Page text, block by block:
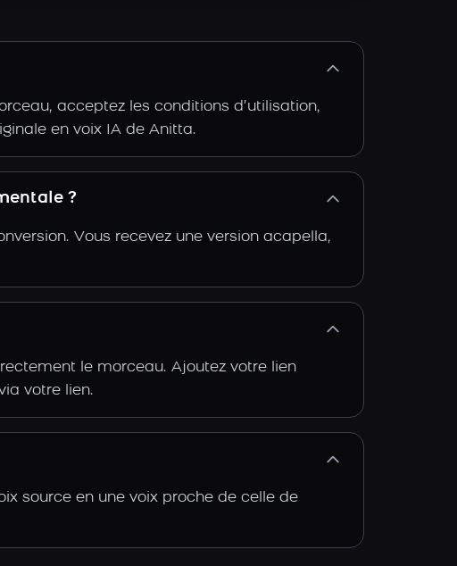
acceptez les conditions d’utilisation,
en voix IA de Anitta.
?
Vous recevez une version acapella,
le morceau. Ajoutez votre lien
votre lien.
source en une voix proche de celle de